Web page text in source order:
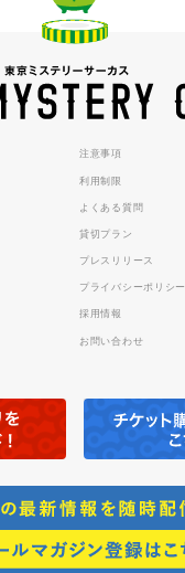
注意事項
利用制限
よくある質問
貸切プラン
プレスリリース
プライバシーポリシー
採用情報
お問い合わせ